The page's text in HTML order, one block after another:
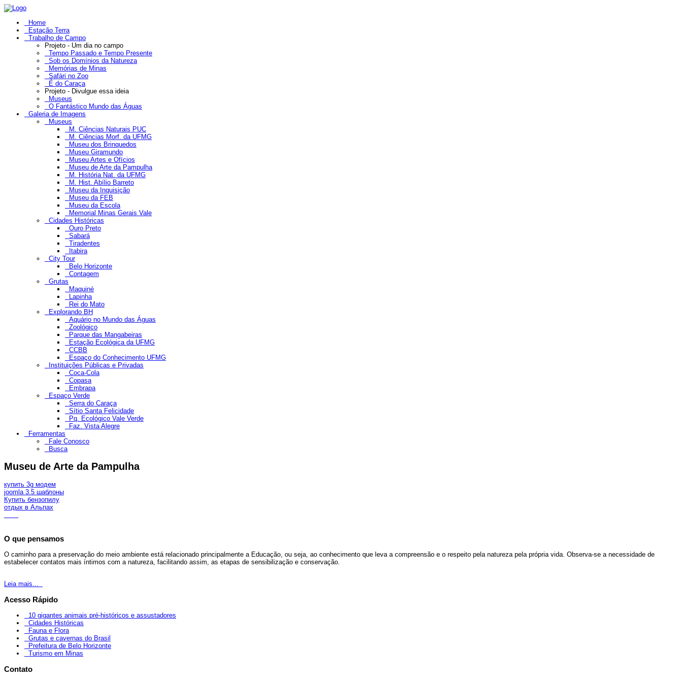
Home
Estação Terra
Trabalho de Campo
Projeto - Um dia no campo
Tempo Passado e Tempo Presente
Sob os Domínios da Natureza
Memórias de Minas
Safári no Zoo
É do Caraça
Projeto - Divulgue essa ideia
Museus
O Fantástico Mundo das Águas
Galeria de Imagens
Museus
M. Ciências Naturais PUC
M. Ciências Morf. da UFMG
Museu dos Brinquedos
Museu Giramundo
Museu Artes e Ofícios
Museu de Arte da Pampulha
M. História Nat. da UFMG
M. Hist. Abílio Barreto
Museu da Inquisição
Museu da FEB
Museu da Escola
Memorial Minas Gerais Vale
Cidades Históricas
Ouro Preto
Sabará
Tiradentes
Itabira
City Tour
Belo Horizonte
Contagem
Grutas
Maquiné
Lapinha
Rei do Mato
Explorando BH
Aquário no Mundo das Águas
Zoológico
Parque das Mangabeiras
Estação Ecológica da UFMG
CCBB
Espaço do Conhecimento UFMG
Instituições Públicas e Privadas
Coca-Cola
Copasa
Embrapa
Espaço Verde
Serra do Caraça
Sítio Santa Felicidade
Pq. Ecológico Vale Verde
Faz. Vista Alegre
Ferramentas
Fale Conosco
Busca
Museu de Arte da Pampulha
купить 3g модем
joomla 3.5 шаблоны
Купить бензопилу
отдых в Альпах
O que pensamos
O caminho para a preservação do meio ambiente está relacionado principalmente a Educação, ou seja, ao conhecimento que leva a compreensão e o respeito pela natureza pela própria vida. Observa-se a necessidade de
estabelecer contatos mais íntimos com a natureza, facilitando assim, as etapas de sensibilização e conservação.
Leia mais...
Acesso Rápido
10 gigantes animais pré-históricos e assustadores
Cidades Históricas
Fauna e Flora
Grutas e cavernas do Brasil
Prefeitura de Belo Horizonte
Turismo em Minas
Contato